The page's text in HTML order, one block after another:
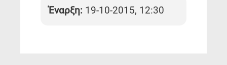
Έναρξη: 19-10-2015, 12:30